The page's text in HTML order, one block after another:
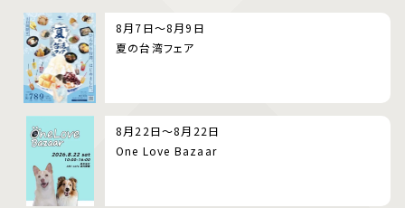
8月7日～8月9日
夏の台湾フェア
8月22日～8月22日
One Love Bazaar